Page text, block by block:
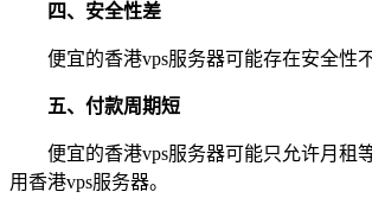
四、安全性差
便宜的香港vps服务器可能存在安全性
五、付款周期短
便宜的香港vps服务器可能只允许月租
用香港vps服务器。